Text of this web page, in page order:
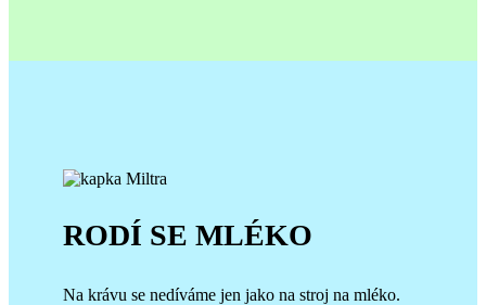
RODÍ SE MLÉKO
Na krávu se nedíváme jen jako na stroj na mléko.